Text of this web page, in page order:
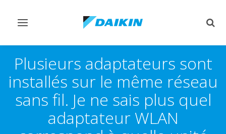
Afficher/masquer
Plusieurs adaptateurs sont
installés sur le même réseau
sans fil. Je ne sais plus quel
adaptateur WLAN